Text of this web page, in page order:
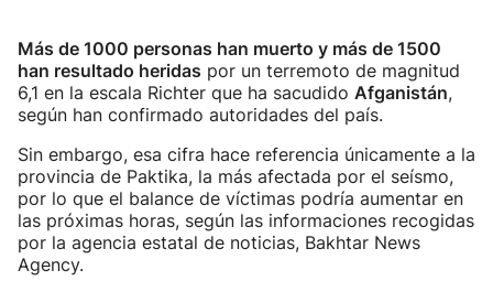
Más de 1000 personas han muerto y más de 1500
han resultado heridas por un terremoto de magnitud
6,1 en la escala Richter que ha sacudido Afganistán,
según han confirmado autoridades del país.
Sin embargo, esa cifra hace referencia únicamente a la
provincia de Paktika, la más afectada por el seísmo,
por lo que el balance de víctimas podría aumentar en
las próximas horas, según las informaciones recogidas
por la agencia estatal de noticias, Bakhtar News
Agency.